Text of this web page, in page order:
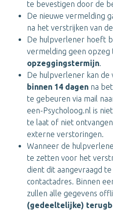
te bevestigen door de
De nieuwe vermelding
na het verstrijken van
De hulpverlener hoeft
vermelding geen opzeg
opzeggingstermijn.
De hulpverlener kan de
binnen 14 dagen na
te gebeuren via mail
een-Psycholoog.nl is
te laat of niet
externe verstoringen.
Wanneer de
te zetten voor het
dient dit aangevraagd
contactadres. Binnen
zullen alle gegevens
(gedeeltelijke)